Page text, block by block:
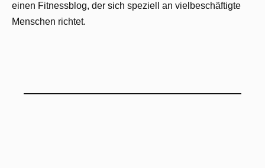
einen Fitnessblog, der sich speziell an vielbeschäftigte
Menschen richtet.